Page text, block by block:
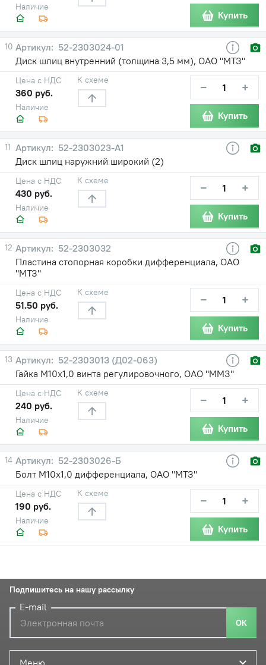
Наличие
Купить
10
52-2303024-01
Диск шлиц внутренний (толщина 3,5 мм), ОАО "МТЗ"
Наличие
Цена с НДС
360 руб.
К схеме − +
Купить
11
52-2303023-А1
Диск шлиц наружний широкий (2)
Наличие
Цена с НДС
430 руб.
К схеме − +
Купить
12
52-2303032
Пластина стопорная коробки дифференциала, ОАО
"МТЗ"
Наличие
Цена с НДС
51.50 руб.
К схеме − +
Купить
13
52-2303013 (Д02-063)
Гайка М10х1,0 винта регулировочного, ОАО "ММЗ"
Наличие
Цена с НДС
240 руб.
К схеме − +
Купить
14
52-2303026-Б
Болт М10х1,0 дифференциала, ОАО "МТЗ"
Наличие
Цена с НДС
190 руб.
К схеме − +
Купить
Подпишитесь на нашу рассылку
E-mail
ОК